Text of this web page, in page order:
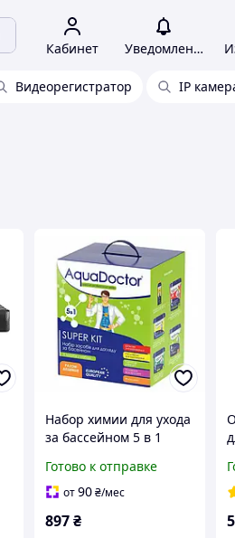
Кабинет Уведомления
Видеорегистратор IP
Набор химии для ухода
за бассейном 5 в 1
для бассейна
Готово к отправке
от90 ₴/мес
897 ₴